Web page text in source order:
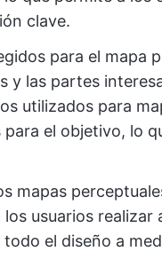
clave.
para el mapa
y las partes
utilizados para
el objetivo, lo
mapas
usuarios realizar
el diseño a